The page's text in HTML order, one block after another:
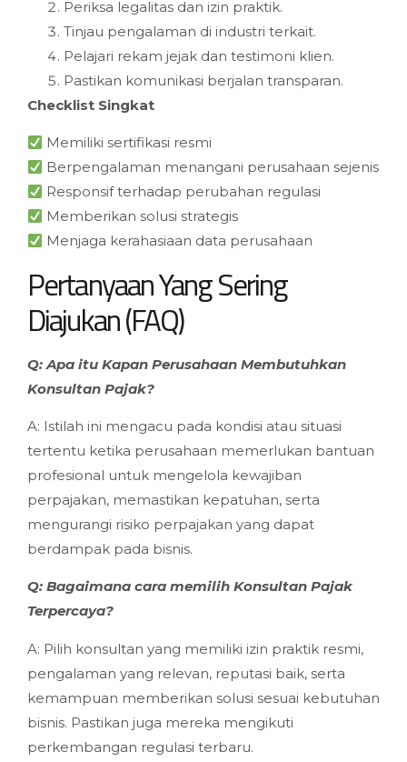
Periksa legalitas dan izin praktik.
Tinjau pengalaman di industri terkait.
Pelajari rekam jejak dan testimoni klien.
Pastikan komunikasi berjalan transparan.
Checklist Singkat
Memiliki sertifikasi resmi
Berpengalaman menangani perusahaan sejenis
Responsif terhadap perubahan regulasi
Memberikan solusi strategis
Menjaga kerahasiaan data perusahaan
Pertanyaan Yang Sering
Diajukan (FAQ)
Q: Apa itu Kapan Perusahaan Membutuhkan
Konsultan Pajak?
A: Istilah ini mengacu pada kondisi atau situasi
tertentu ketika perusahaan memerlukan bantuan
profesional untuk mengelola kewajiban
perpajakan, memastikan kepatuhan, serta
mengurangi risiko perpajakan yang dapat
berdampak pada bisnis.
Q: Bagaimana cara memilih Konsultan Pajak
Terpercaya?
A: Pilih konsultan yang memiliki izin praktik resmi,
pengalaman yang relevan, reputasi baik, serta
kemampuan memberikan solusi sesuai kebutuhan
bisnis. Pastikan juga mereka mengikuti
perkembangan regulasi terbaru.